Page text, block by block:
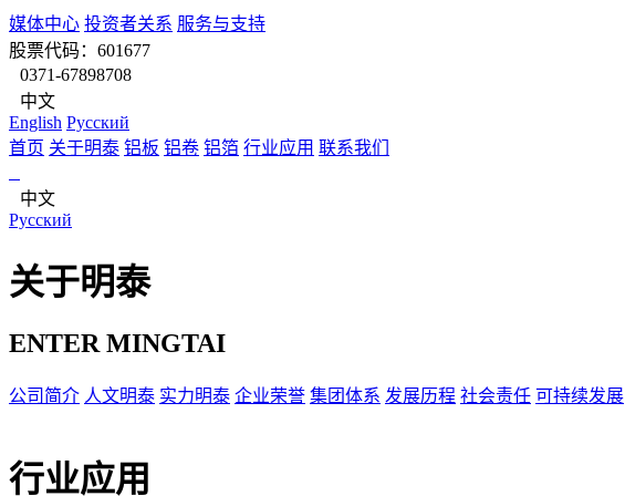
媒体中心 投资者关系 服务与支持
股票代码：601677
0371-67898708
中文
English Pусский
首页 关于明泰 铝板 铝卷 铝箔 行业应用 联系我们
中文
Pусский
关于明泰
ENTER MINGTAI
公司简介 人文明泰 实力明泰 企业荣誉 集团体系 发展历程 社会责任 可持续发展
行业应用